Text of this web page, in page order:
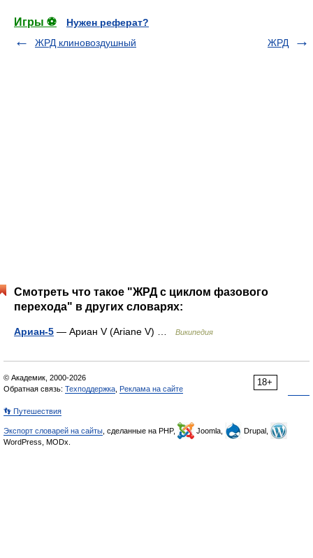
Игры ⚽
Нужен реферат?
ЖРД клиновоздушный
ЖРД
Смотреть что такое "ЖРД с циклом фазового
перехода" в других словарях:
Ариан-5 — Ариан V (Ariane V) … Википедия
18+
© Академик, 2000-2026
Обратная связь: Техподдержка Реклама на сайте
👣 Путешествия
Экспорт словарей на сайты , сделанные на PHP, Joomla,
Drupal,
WordPress, MODx.